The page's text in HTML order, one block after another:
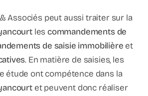
& Associés peut aussi traiter sur la
les commandements de
de saisie immobilière et
. En matière de saisies, les
étude ont compétence dans la
et peuvent donc réaliser